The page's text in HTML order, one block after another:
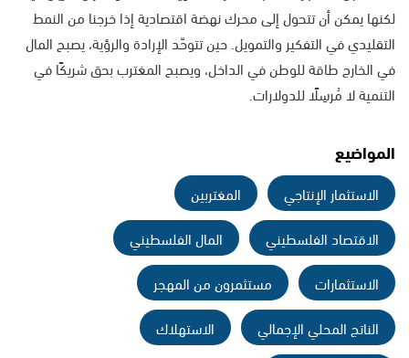
لكنها يمكن أن تتحول إلى محرك نهضة اقتصادية إذا خرجنا من النمط
التقليدي في التفكير والتمويل. حين تتوحّد الإرادة والرؤية، يصبح المال
في الخارج طاقة للوطن في الداخل، ويصبح المغترب بحق شريكًا في
التنمية لا مُرسِلًا للدولارات.
المواضيع
الاستثمار الإنتاجي
المغتربين
الاقتصاد الفلسطيني
المال الفلسطيني
الاستثمارات
مستثمرون من المهجر
الناتج المحلي الإجمالي
الاستهلاك